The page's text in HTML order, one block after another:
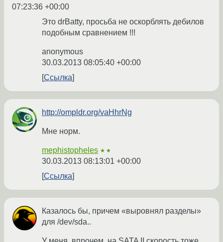
07:23:36 +00:00
Это drBatty, просьба не оскорблять дебилов
подобным сравнением !!!
anonymous
30.03.2013 08:05:40 +00:00
Ссылка
http://ompldr.org/vaHhrNg
Мне норм.
mephistopheles ★★
30.03.2013 08:13:01 +00:00
Ссылка
Казалось бы, причем «выровнял разделы»
для /dev/sda..